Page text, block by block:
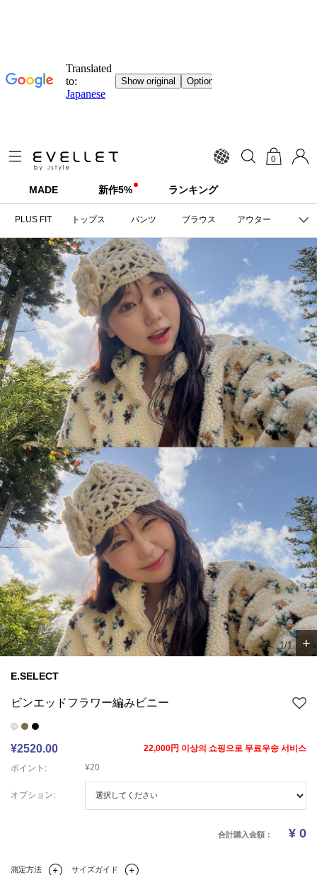
0
MADE 新作5% ランキング
PLUS FIT トップス パンツ ブラウス アウター
1/1 +
E.SELECT
ビンエッドフラワー編みビニー
¥2520.00
22,000円 이상의 쇼핑으로 무료우송 서비스
ポイント:
¥20
オプション:
合計購入金額： ¥ 0
測定方法 サイズガイド